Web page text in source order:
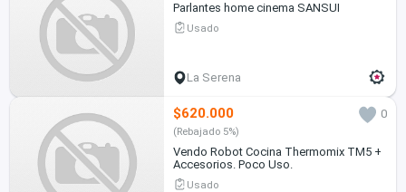
Parlantes home cinema SANSUI
Usado
La Serena
$620.000 0
(Rebajado 5%)
Vendo Robot Cocina Thermomix TM5 +
Accesorios. Poco Uso.
Usado